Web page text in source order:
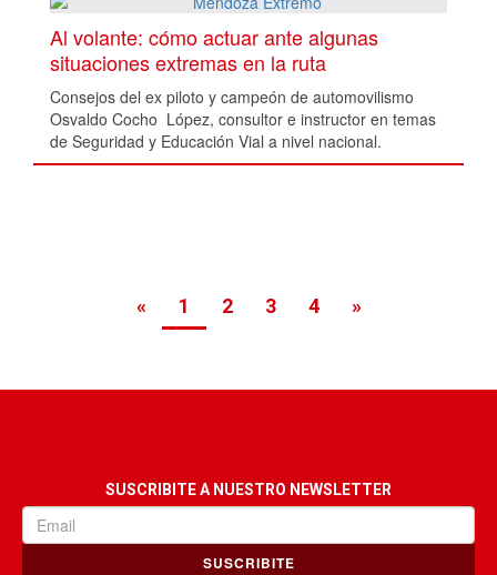
Al volante: cómo actuar ante algunas
situaciones extremas en la ruta
Consejos del ex piloto y campeón de automovilismo
Osvaldo Cocho López, consultor e instructor en temas
de Seguridad y Educación Vial a nivel nacional.
« 1 2 3 4 »
SUSCRIBITE A NUESTRO NEWSLETTER
SUSCRIBITE